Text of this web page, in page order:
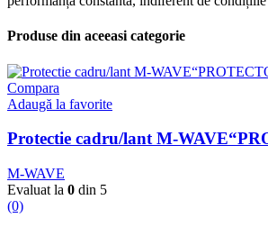
Produse din aceeasi categorie
Compara
Adaugă la favorite
Protectie cadru/lant M-
M-WAVE
Evaluat la 0 din 5
(0)